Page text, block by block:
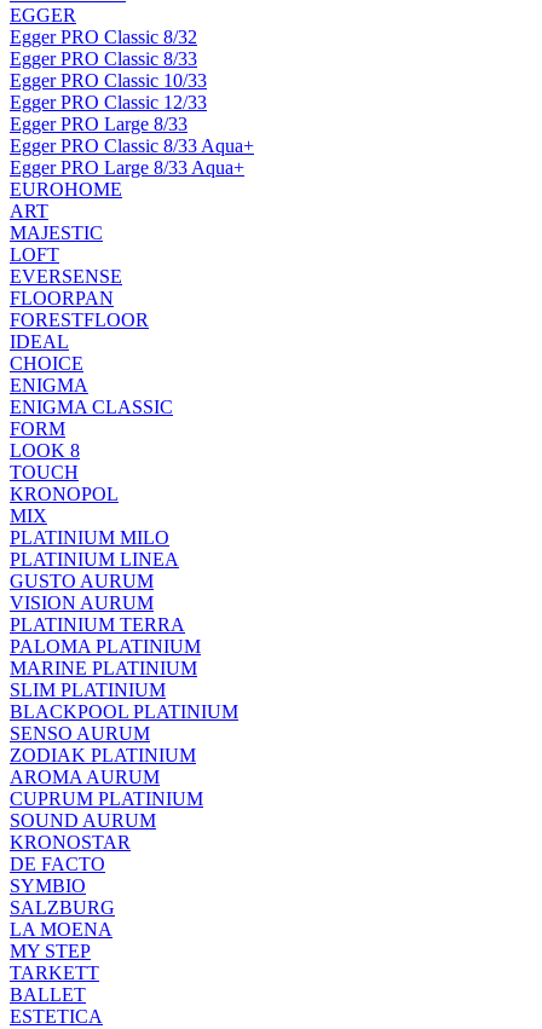
EGGER
Egger PRO Classic 8/32
Egger PRO Classic 8/33
Egger PRO Classic 10/33
Egger PRO Classic 12/33
Egger PRO Large 8/33
Egger PRO Classic 8/33 Aqua+
Egger PRO Large 8/33 Aqua+
EUROHOME
ART
MAJESTIC
LOFT
EVERSENSE
FLOORPAN
FORESTFLOOR
IDEAL
CHOICE
ENIGMA
ENIGMA CLASSIC
FORM
LOOK 8
TOUCH
KRONOPOL
MIX
PLATINIUM MILO
PLATINIUM LINEA
GUSTO AURUM
VISION AURUM
PLATINIUM TERRA
PALOMA PLATINIUM
MARINE PLATINIUM
SLIM PLATINIUM
BLACKPOOL PLATINIUM
SENSO AURUM
ZODIAK PLATINIUM
AROMA AURUM
CUPRUM PLATINIUM
SOUND AURUM
KRONOSTAR
DE FACTO
SYMBIO
SALZBURG
LA MOENA
MY STEP
TARKETT
BALLET
ESTETICA